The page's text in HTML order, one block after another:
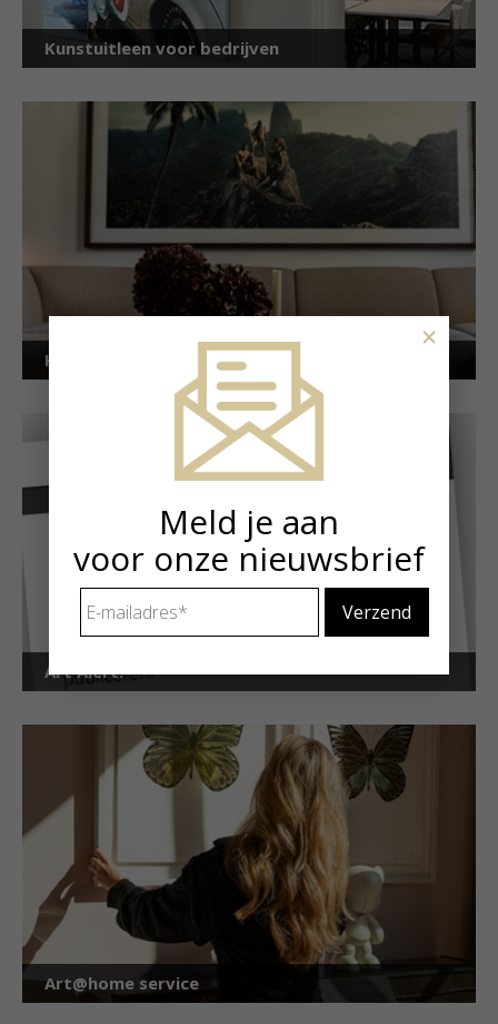
Kunstuitleen voor bedrijven
Kunstuitleen voor particulieren
Art Alert!
Art@home service
Meld je aan
voor onze nieuwsbrief
mailadres *
×